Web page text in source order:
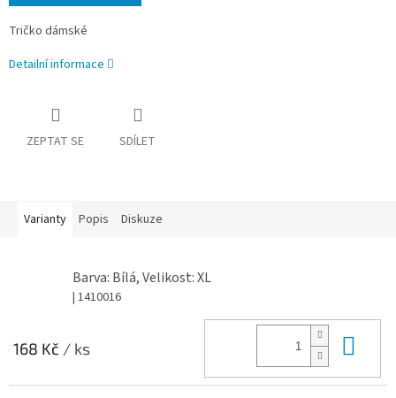
Tričko dámské
Detailní informace
ZEPTAT SE SDÍLET
Varianty Popis Diskuze
Barva: Bílá, Velikost: XL
| 1410016
168 Kč / ks